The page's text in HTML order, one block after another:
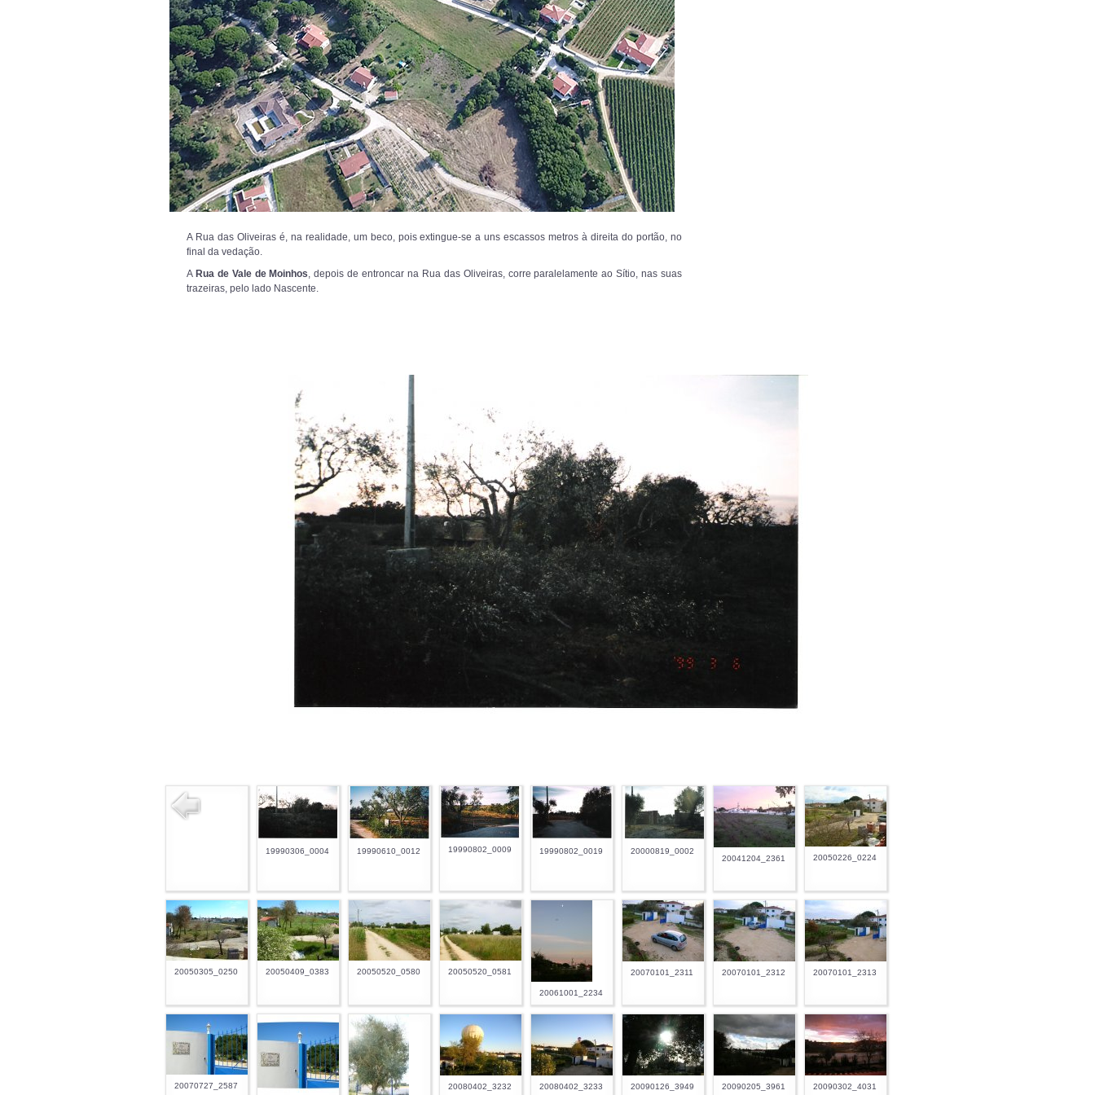
A Rua das Oliveiras é, na realidade, um beco, pois extingue-se a uns escassos metros à direita do portão, no
final da vedação.
A Rua de Vale de Moinhos, depois de entroncar na Rua das Oliveiras, corre paralelamente ao Sítio, nas suas
trazeiras, pelo lado Nascente.
19990306_0004 19990610_0012 19990802_0009 19990802_0019
20000819_0002
20041204_2361
20050226_0224
20050305_0250 20050409_0383 20050520_0580 20050520_0581
20061001_2234
20070101_2311 20070101_2312 20070101_2313
20070727_2587 20080402_3232 20080402_3233 20090126_3949 20090205_3961 20090302_4031